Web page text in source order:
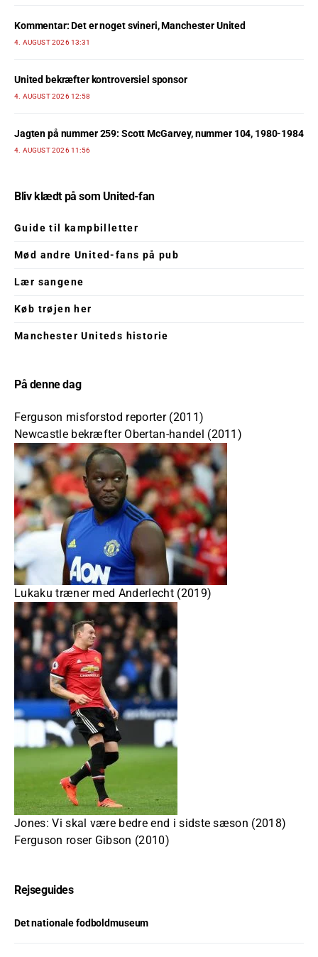
Kommentar: Det er noget svineri, Manchester United
4. AUGUST 2026 13:31
United bekræfter kontroversiel sponsor
4. AUGUST 2026 12:58
Jagten på nummer 259: Scott McGarvey, nummer 104, 1980-1984
4. AUGUST 2026 11:56
Bliv klædt på som United-fan
Guide til kampbilletter
Mød andre United-fans på pub
Lær sangene
Køb trøjen her
Manchester Uniteds historie
På denne dag
Ferguson misforstod reporter (2011)
Newcastle bekræfter Obertan-handel (2011)
Lukaku træner med Anderlecht (2019)
Jones: Vi skal være bedre end i sidste sæson (2018)
Ferguson roser Gibson (2010)
Rejseguides
Det nationale fodboldmuseum